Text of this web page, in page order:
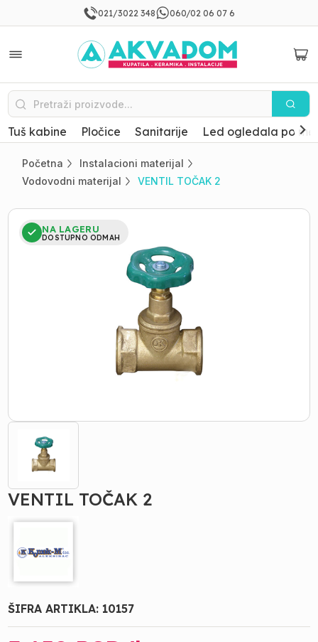
021/3022 348 060/02 06 07 6
Tuš kabine Pločice Sanitarije Led ogledala po
Početna
Instalacioni materijal
Vodovodni materijal
VENTIL TOČAK 2
NA LAGERU
DOSTUPNO ODMAH
VENTIL TOČAK 2
ŠIFRA ARTIKLA: 10157